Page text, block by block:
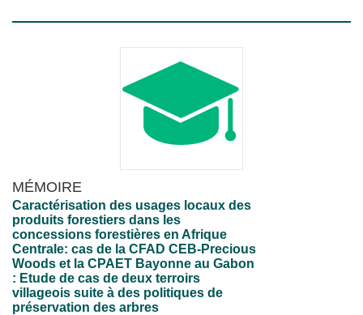
MÉMOIRE
Caractérisation des usages locaux des
produits forestiers dans les
concessions forestières en Afrique
Centrale: cas de la CFAD CEB-Precious
Woods et la CPAET Bayonne au Gabon
: Etude de cas de deux terroirs
villageois suite à des politiques de
préservation des arbres